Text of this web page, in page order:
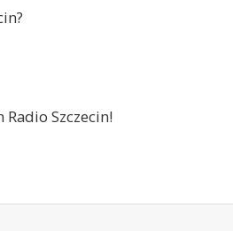
Szczecin!